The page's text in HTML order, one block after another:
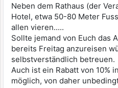
Neben dem Rathaus (der
Hotel, etwa 50-80 Meter
allen vieren.....
Sollte jemand von Euch das
bereits Freitag anzureisen
selbstverständlich betreuen.
Auch ist ein Rabatt von 10%
möglich, von daher